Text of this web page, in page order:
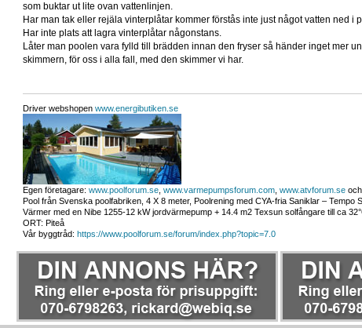
som buktar ut lite ovan vattenlinjen.
Har man tak eller rejäla vinterplåtar kommer förstås inte just något vatten ned
Har inte plats att lagra vinterplåtar någonstans.
Låter man poolen vara fylld till brädden innan den fryser så händer inget mer
skimmern, för oss i alla fall, med den skimmer vi har.
Driver webshopen www.energibutiken.se
Egen företagare: www.poolforum.se, www.varmepumpsforum.com, www.atvforum.seoch
Pool från Svenska poolfabriken, 4 X 8 meter, Poolrening med CYA-fria Saniklar – Tempo
Värmer med en Nibe 1255-12 kW jordvärmepump + 14.4 m2 Texsun solfångare till ca
ORT: Piteå
Vår byggtråd: https://www.poolforum.se/forum/index.php?topic=7.0